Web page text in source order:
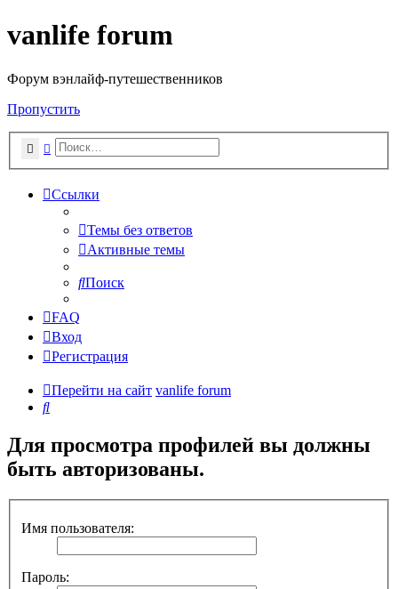
vanlife forum
Форум вэнлайф-путешественников
Пропустить
ПоискРасширенный поиск
Ссылки
Темы без ответов
Активные темы
Поиск
FAQ
Вход
Регистрация
Перейти на сайт vanlife forum
Поиск
Для просмотра профилей вы должны
быть авторизованы.
Имя пользователя:
Пароль: